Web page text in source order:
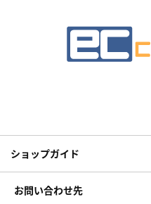
ショップガイド
お問い合わせ先